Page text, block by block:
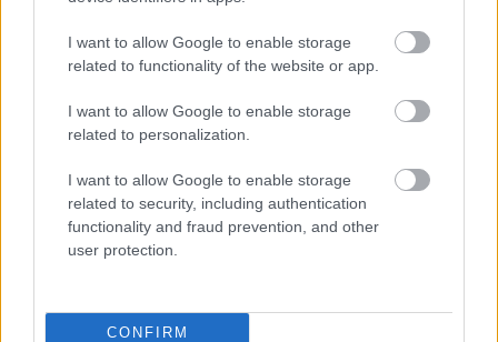
I want to allow Google to enable storage
related to functionality of the website or app.
I want to allow Google to enable storage
related to personalization.
I want to allow Google to enable storage
related to security, including authentication
functionality and fraud prevention, and other
user protection.
CONFIRM
1950-től napjainkig idéződnek meg a ciszterci rend
üldöztetésének, feloszlatásának és földalatti
életének különböző epizódjai, miközben a két idős
ember szinte élet-halál harcot vívnak egymással a
maguk vélt - vagy valós - igazáért.
Az előadás időpontja: január 13. 19:00
Nemzeti Színház, Kaszás Attila terem